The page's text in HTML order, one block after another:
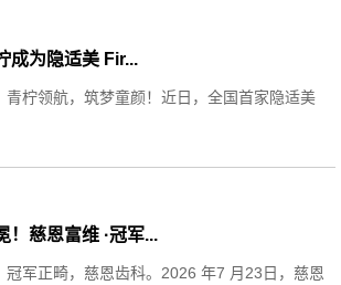
成为隐适美 Fir...
青柠领航，筑梦童颜！近日，全国首家隐适美
！慈恩富维 ·冠军...
冠军正畸，慈恩齿科。2026 年7 月23日，慈恩